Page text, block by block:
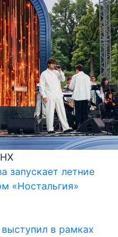
запускает летние
«Ностальгия»
в рамках